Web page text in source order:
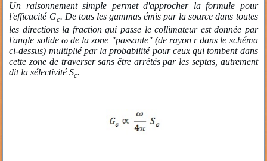
Un raisonnement simple permet d'approcher la formule pour
l'efficacité Gc. De tous les gammas émis par la source dans toutes
les directions la fraction qui passe le collimateur est donnée par
l'angle solide ω de la zone "passante" (de rayon r dans le schéma
ci-dessus) multiplié par la probabilité pour ceux qui tombent dans
cette zone de traverser sans être arrêtés par les septas, autrement
dit la sélectivité Sc.